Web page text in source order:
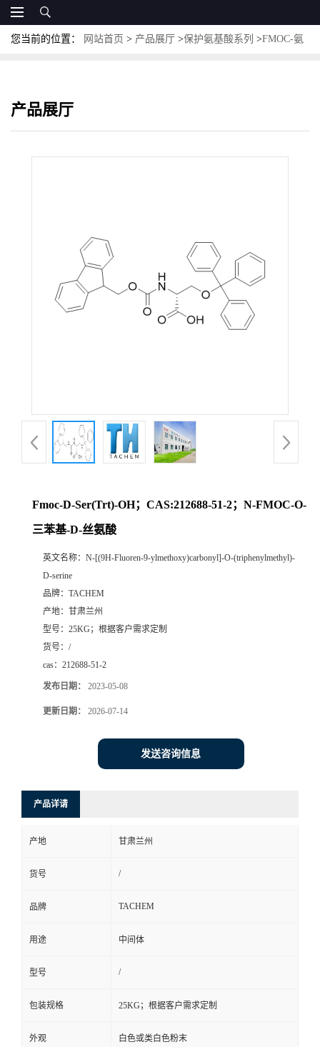
您当前的位置： 网站首页 > 产品展厅 >保护氨基酸系列 >FMOC-氨
产品展厅
Fmoc-D-Ser(Trt)-OH；CAS:212688-51-2；N-FMOC-O-
三苯基-D-丝氨酸
英文名称： N-[(9H-Fluoren-9-ylmethoxy)carbonyl]-O-(triphenylmethyl)-
D-serine
品牌： TACHEM
产地： 甘肃兰州
型号： 25KG；根据客户需求定制
货号： /
cas： 212688-51-2
发布日期： 2023-05-08
更新日期： 2026-07-14
发送咨询信息
产品详请
产地 甘肃兰州
货号 /
品牌 TACHEM
用途 中间体
型号 /
包装规格 25KG；根据客户需求定制
外观 白色或类白色粉末